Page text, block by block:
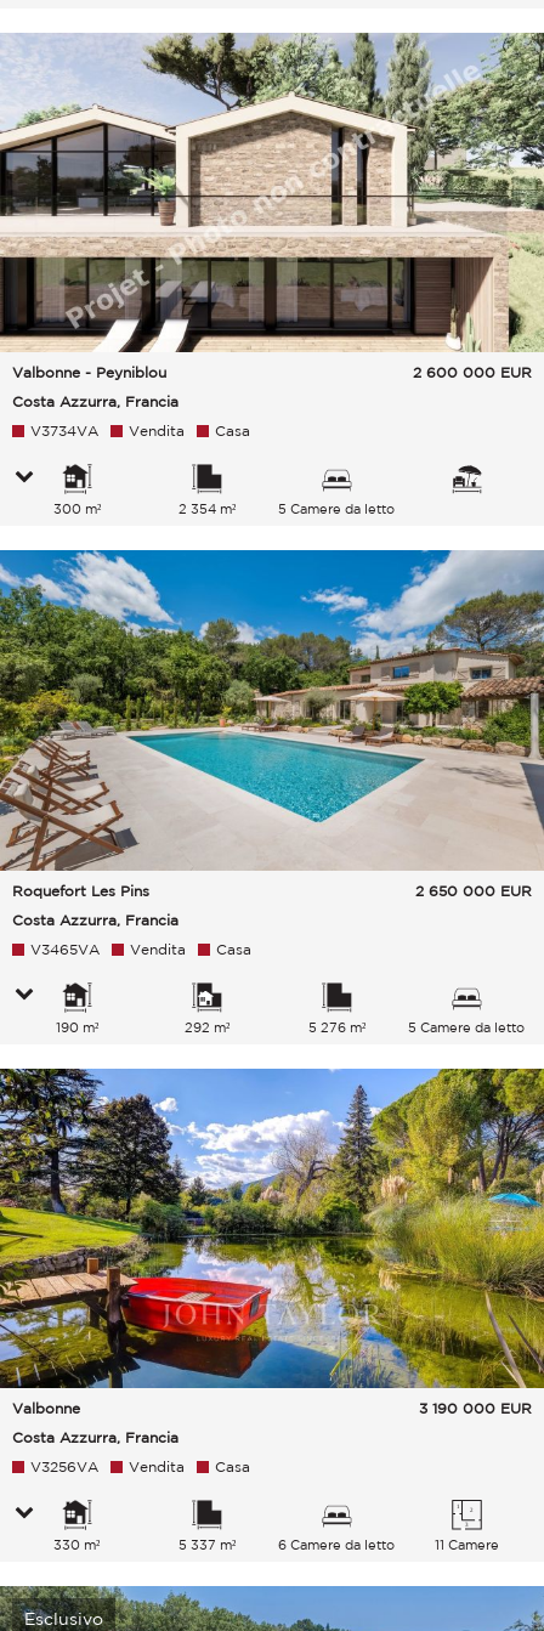
Valbonne - Peyniblou
Costa Azzurra, Francia
2 600 000 EUR
V3734VA Vendita Casa
300 m² 2 354 m² 5 Camere da letto
Roquefort Les Pins
Costa Azzurra, Francia
2 650 000 EUR
V3465VA Vendita Casa
190 m² 292 m² 5 276 m² 5 Camere da letto
Valbonne
Costa Azzurra, Francia
3 190 000 EUR
V3256VA Vendita Casa
330 m² 5 337 m² 6 Camere da letto 11 Camere
Esclusivo